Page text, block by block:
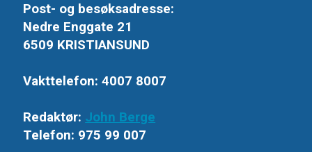
Post- og besøksadresse:
Nedre Enggate 21
6509 KRISTIANSUND
Vakttelefon: 4007 8007
Redaktør: John Berge
Telefon: 975 99 007